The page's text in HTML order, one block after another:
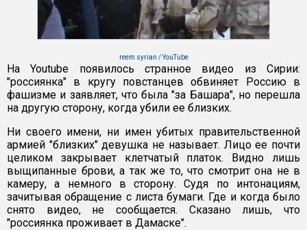
reem syrian / YouTube
На Youtube появилось странное видео из Сирии:
"россиянка" в кругу повстанцев обвиняет Россию в
фашизме и заявляет, что была "за Башара", но перешла
на другую сторону, когда убили ее близких.
Ни своего имени, ни имен убитых правительственной
армией "близких" девушка не называет. Лицо ее почти
целиком закрывает клетчатый платок. Видно лишь
выщипанные брови, а так же то, что смотрит она не в
камеру, а немного в сторону. Судя по интонациям,
зачитывая обращение с листа бумаги. Где и когда было
снято видео, не сообщается. Сказано лишь, что
"россиянка проживает в Дамаске".